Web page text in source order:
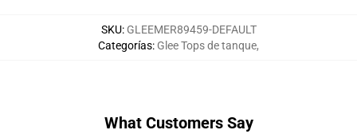
SKU: GLEEMER89459-DEFAULT
Categorías: Glee Tops de tanque,
What Customers Say